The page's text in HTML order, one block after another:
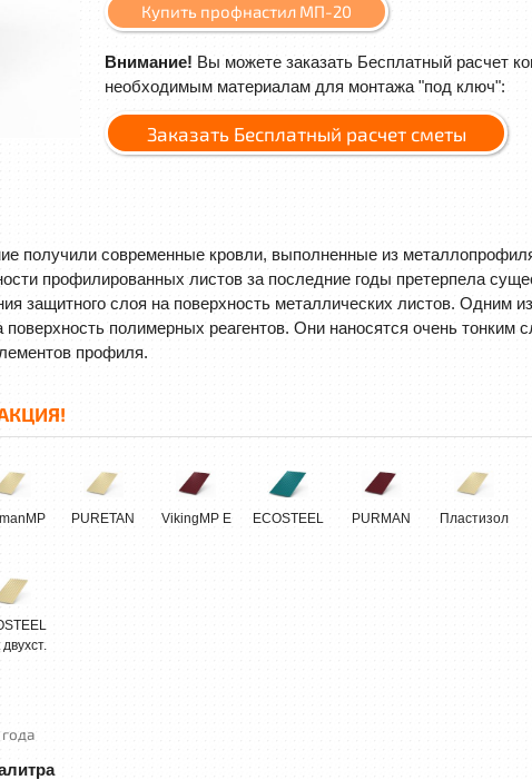
Купить профнастил МП-20
Внимание! Вы можете заказать Бесплатный расчет
необходимым материалам для монтажа "под ключ":
Заказать Бесплатный расчет сметы
получили современные кровли, выполненные из
профилированных листов за последние годы претерпела
защитного слоя на поверхность металлических листов. Одним
полимерных реагентов. Они наносятся очень тонким
профиля.
PURETAN VikingMP E ECOSTEEL PURMAN Пластизол
двухст.